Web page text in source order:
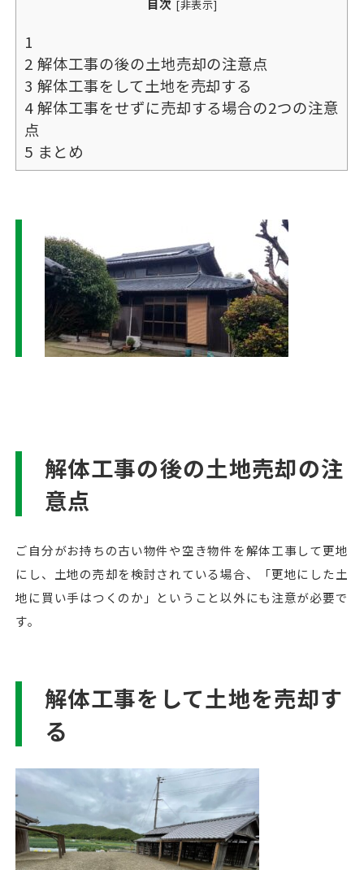
目次 [非表示]
1
2 解体工事の後の土地売却の注意点
3 解体工事をして土地を売却する
4解体工事をせずに売却する場合の2つの注意
点
5 まとめ
解体工事の後の土地売却の注
意点
ご自分がお持ちの古い物件や空き物件を解体工事して更地
にし、土地の売却を検討されている場合、「更地にした土
地に買い手はつくのか」ということ以外にも注意が必要で
す。
解体工事をして土地を売却す
る